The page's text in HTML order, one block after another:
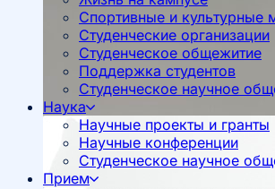
Спортивные и культурные
Студенческие организации
Студенческое общежитие
Поддержка студентов
Студенческое научное
Наука
Научные проекты и гранты
Научные конференции
Студенческое научное
Прием